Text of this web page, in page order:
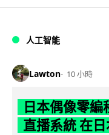
人工智能
Lawton 10 小時
日本偶像零編
直播系統 在